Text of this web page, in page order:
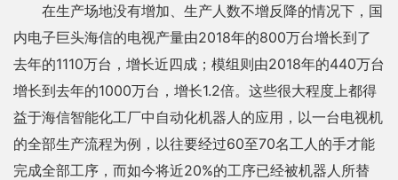
在生产场地没有增加、生产人数不增反降的情况下，国
内电子巨头海信的电视产量由2018年的800万台增长到了
去年的1110万台，增长近四成；模组则由2018年的440万台
增长到去年的1000万台，增长1.2倍。这些很大程度上都得
益于海信智能化工厂中自动化机器人的应用，以一台电视机
的全部生产流程为例，以往要经过60至70名工人的手才能
完成全部工序，而如今将近20%的工序已经被机器人所替